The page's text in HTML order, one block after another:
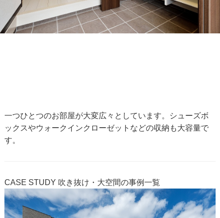
一つひとつのお部屋が大変広々としています。シューズボ
ックスやウォークインクローゼットなどの収納も大容量で
す。
CASE STUDY 吹き抜け・大空間の事例一覧